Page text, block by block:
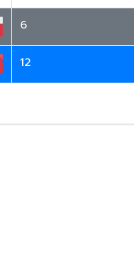
6
12